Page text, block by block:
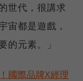
世代，很講求
宙都是遊戲，
的元素。」
國際品牌X經理